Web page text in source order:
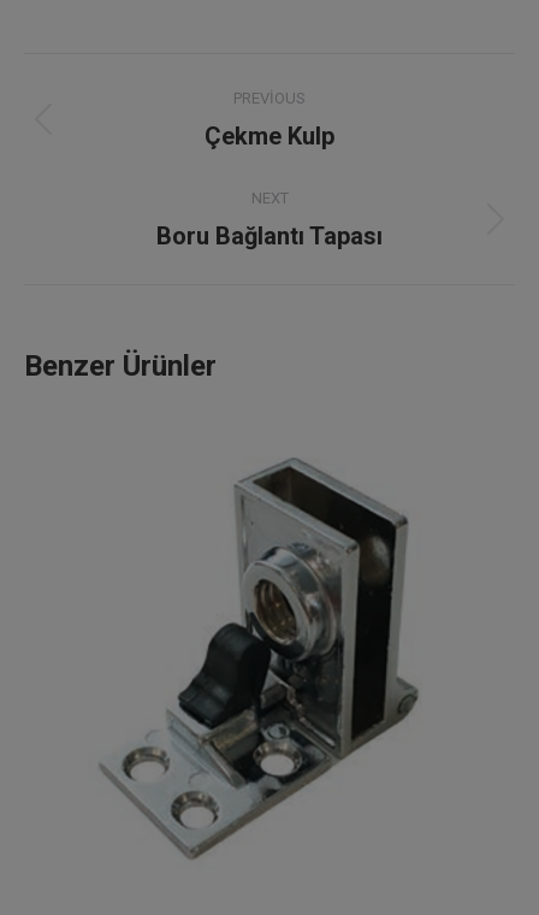
navigation
PREVIOUS
Previous
Çekme Kulp
NEXT
Next
Boru Bağlantı Tapası
Benzer Ürünler